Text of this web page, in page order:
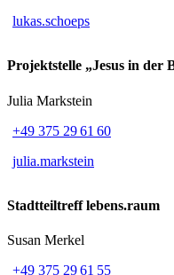
lukas.schoeps
Projektstelle „Jesus in der
Julia Markstein
+49 375 29 61 60
julia.markstein
Stadtteiltreff lebens.raum
Susan Merkel
+49 375 29 61 55